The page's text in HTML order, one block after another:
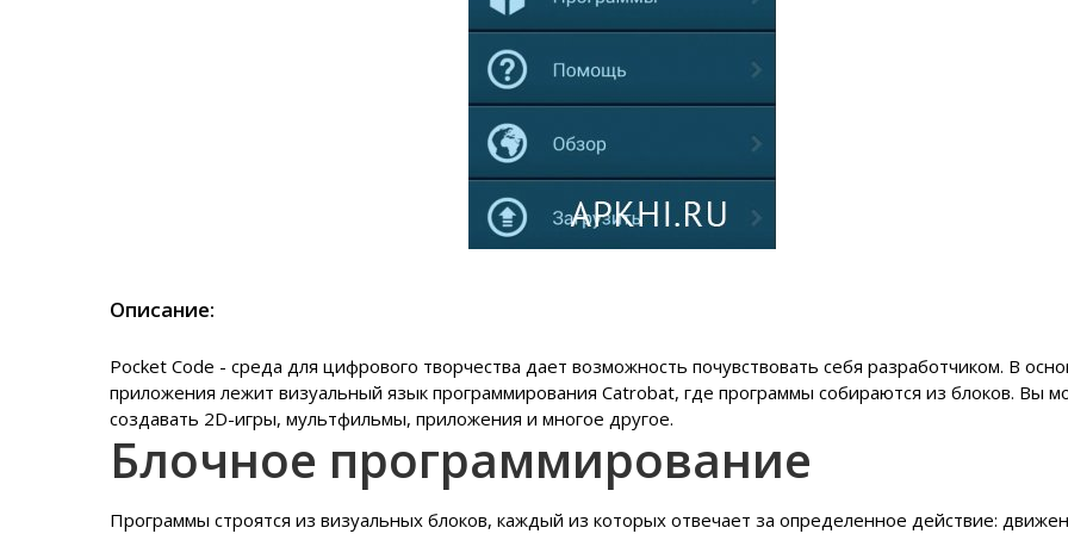
Описание:
Pocket Code - среда для цифрового творчества дает возможность почувствовать себя разработчиком. В
приложения лежит визуальный язык программирования Catrobat, где программы собираются из блоков. Вы
создавать 2D-игры, мультфильмы, приложения и многое другое.
Блочное программирование
Программы строятся из визуальных блоков, каждый из которых отвечает за определенное действие: